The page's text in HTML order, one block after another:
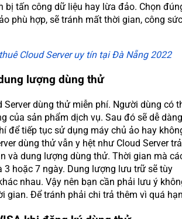
bị tấn công dữ liệu hay lừa đảo. Chọn
phù hợp, sẽ tránh mất thời gian, công
Cloud Server uy tín tại Đà Nẵng 2022
lượng dùng thử
dùng thử miễn phí. Người dùng có
của sản phẩm dịch vụ. Sau đó sẽ dễ dàng
để tiếp tục sử dụng máy chủ ảo hay
dùng thử vẫn y hệt như Cloud Server trả
và dung lượng dùng thử. Thời gian mà
hoặc 7 ngày. Dung lượng lưu trữ sẽ tùy
nhau. Vậy nên bạn cần phải lưu ý
gian. Để tránh phải chi trả thêm vì quá